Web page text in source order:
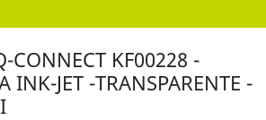
CONNECT KF00228 -
JET -TRANSPARENTE -